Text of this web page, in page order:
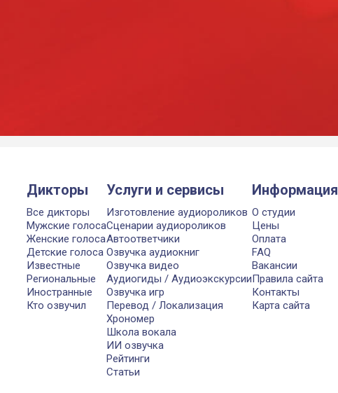
Дикторы
Все дикторы
Мужские голоса
Женские голоса
Детские голоса
Известные
Региональные
Иностранные
Кто озвучил
Услуги и сервисы
Изготовление аудиороликов
Сценарии аудиороликов
Автоответчики
Озвучка аудиокниг
Озвучка видео
Аудиогиды / Аудиоэкскурсии
Озвучка игр
Перевод / Локализация
Хрономер
Школа вокала
ИИ озвучка
Рейтинги
Статьи
Информация
О студии
Цены
Оплата
FAQ
Вакансии
Правила сайта
Контакты
Карта сайта